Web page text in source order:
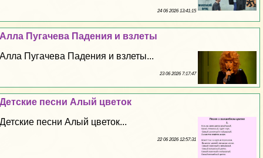
24 06 2026 13:41:15
Алла Пугачева Падения и взлеты
Алла Пугачева Падения и взлеты...
23 06 2026 7:17:47
Детские песни Алый цветок
Детские песни Алый цветок...
22 06 2026 12:57:31